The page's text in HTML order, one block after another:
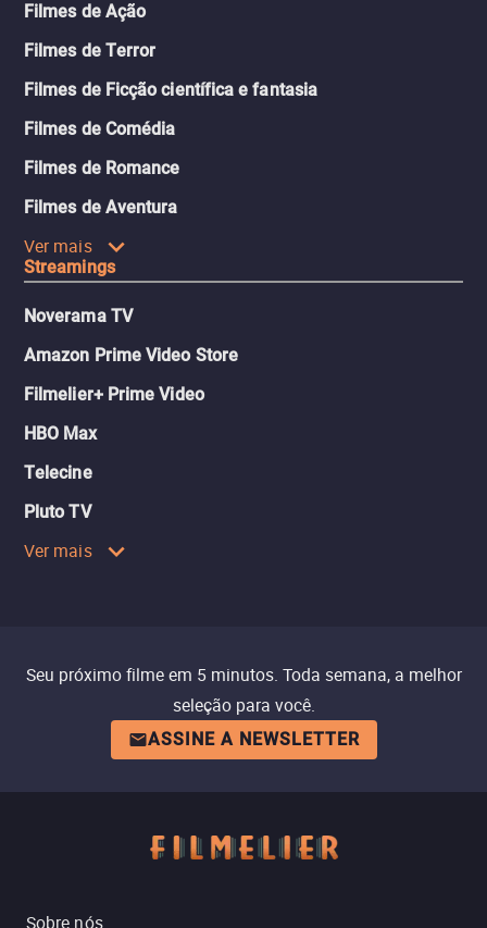
Filmes de Ação
Filmes de Terror
Filmes de Ficção científica e fantasia
Filmes de Comédia
Filmes de Romance
Filmes de Aventura
Ver mais
Streamings
Noverama TV
Amazon Prime Video Store
Filmelier+ Prime Video
HBO Max
Telecine
Pluto TV
Ver mais
Seu próximo filme em 5 minutos. Toda semana, a melhor
seleção para você.
ASSINE A NEWSLETTER
Sobre nós